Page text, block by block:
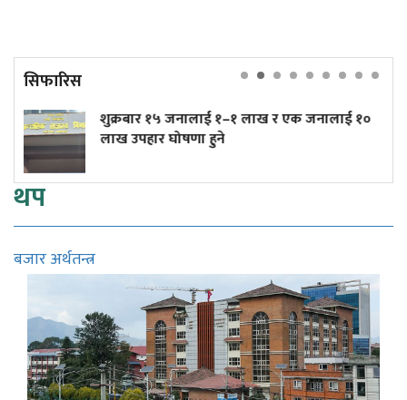
सिफारिस
१५ जनालाई १–१ लाख र एक जनालाई १०
उपहार घोषणा हुने
थप
बजार अर्थतन्त्र